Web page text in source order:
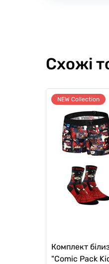
Схожі
NEW Collection
Комплект
"Comic Pack